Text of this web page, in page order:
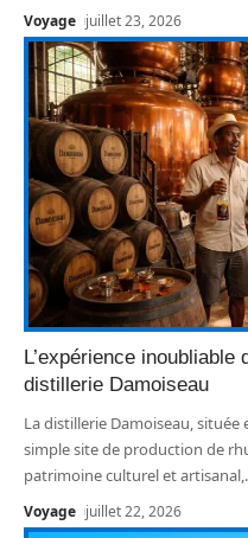
Voyage juillet 23, 2026
L’expérience inoubliable
distillerie Damoiseau
La distillerie Damoiseau,
simple site de production de
patrimoine culturel et artisanal,
Voyage juillet 22, 2026